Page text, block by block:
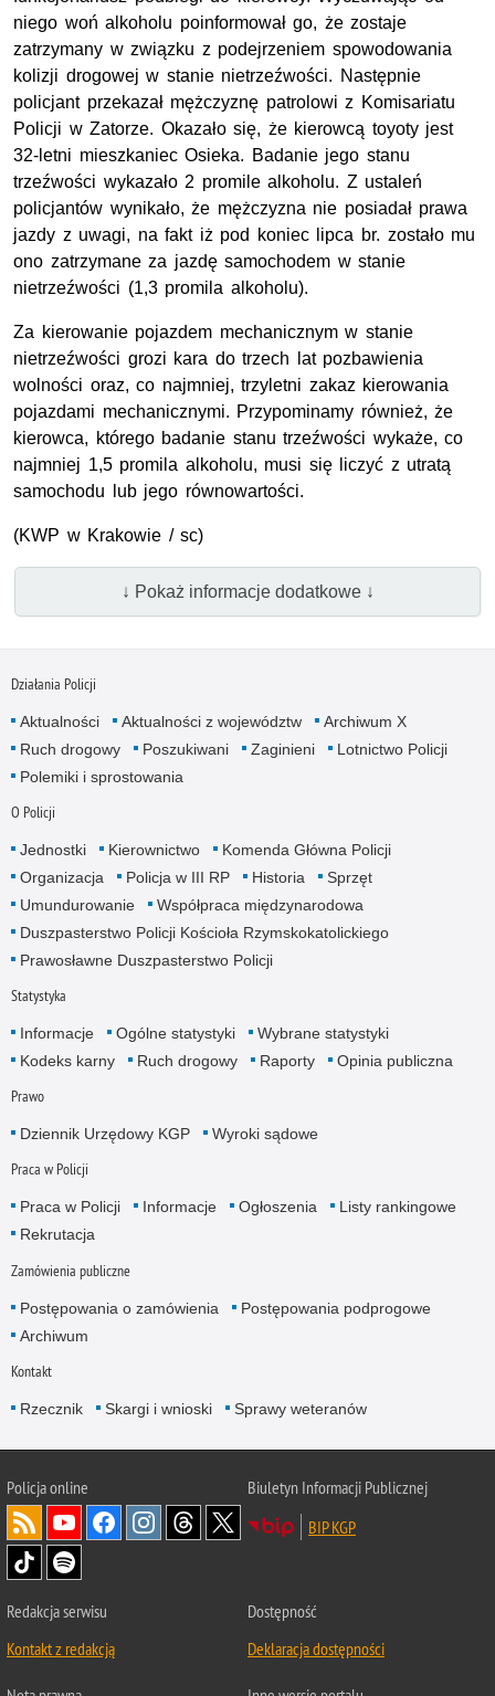
niego woń alkoholu poinformował go, że zostaje
zatrzymany w związku z podejrzeniem spowodowania
kolizji drogowej w stanie nietrzeźwości. Następnie
policjant przekazał mężczyznę patrolowi z Komisariatu
Policji w Zatorze. Okazało się, że kierowcą toyoty jest
32-letni mieszkaniec Osieka. Badanie jego stanu
trzeźwości wykazało 2 promile alkoholu. Z ustaleń
policjantów wynikało, że mężczyzna nie posiadał prawa
jazdy z uwagi, na fakt iż pod koniec lipca br. zostało mu
ono zatrzymane za jazdę samochodem w stanie
nietrzeźwości (1,3 promila alkoholu).
Za kierowanie pojazdem mechanicznym w stanie
nietrzeźwości grozi kara do trzech lat pozbawienia
wolności oraz, co najmniej, trzyletni zakaz kierowania
pojazdami mechanicznymi. Przypominamy również, że
kierowca, którego badanie stanu trzeźwości wykaże, co
najmniej 1,5 promila alkoholu, musi się liczyć z utratą
samochodu lub jego równowartości.
(KWP w Krakowie / sc)
↓ Pokaż informacje dodatkowe ↓
Działania Policji
Aktualności Aktualności z województw
Archiwum X
Ruch drogowy
Poszukiwani Zaginieni
Lotnictwo Policji
Polemiki i sprostowania
O Policji
Jednostki Kierownictwo
Komenda Główna Policji
Organizacja
Policja w III RP Historia
Sprzęt
Umundurowanie
Współpraca międzynarodowa
Duszpasterstwo Policji Kościoła Rzymskokatolickiego
Prawosławne Duszpasterstwo Policji
Statystyka
Informacje Ogólne statystyki
Wybrane statystyki
Kodeks karny
Ruch drogowy Raporty Opinia publiczna
Prawo
Dziennik Urzędowy KGP Wyroki sądowe
Praca w Policji
Praca w Policji Informacje Ogłoszenia
Listy rankingowe
Rekrutacja
Zamówienia publiczne
Postępowania o zamówienia
Postępowania podprogowe
Archiwum
Kontakt
Rzecznik Skargi i wnioski Sprawy weteranów
Policjaonline
Biuletyn Informacji Publicznej
BIP KGP
Redakcja serwisu
Kontakt z redakcją
Dostępność
Deklaracja dostępności